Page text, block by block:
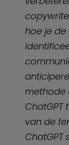
hoe je
methode
ChatGPT
van de
ChatGPT